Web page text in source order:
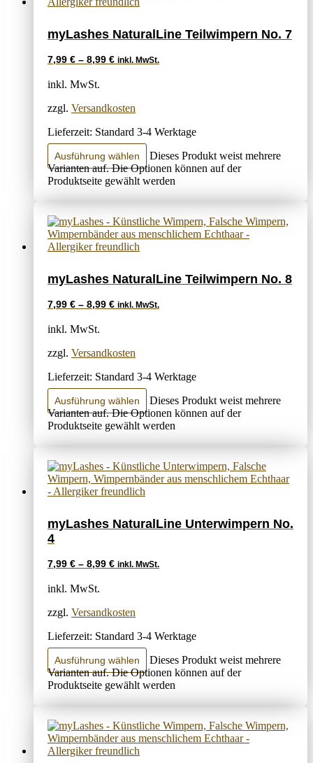
myLashes NaturalLine Teilwimpern No. 7
7,99 € – 8,99 € inkl. MwSt.
inkl. MwSt.
zzgl. Versandkosten
Lieferzeit: Standard 3-4 Werktage
Ausführung wählen
Dieses Produkt weist mehrere
Varianten auf. Die Optionen können auf der
Produktseite gewählt werden
myLashes NaturalLine Teilwimpern No. 8
7,99 € – 8,99 € inkl. MwSt.
inkl. MwSt.
zzgl. Versandkosten
Lieferzeit: Standard 3-4 Werktage
Ausführung wählen
Dieses Produkt weist mehrere
Varianten auf. Die Optionen können auf der
Produktseite gewählt werden
myLashes NaturalLine Unterwimpern No.
4
7,99 € – 8,99 € inkl. MwSt.
inkl. MwSt.
zzgl. Versandkosten
Lieferzeit: Standard 3-4 Werktage
Ausführung wählen
Dieses Produkt weist mehrere
Varianten auf. Die Optionen können auf der
Produktseite gewählt werden